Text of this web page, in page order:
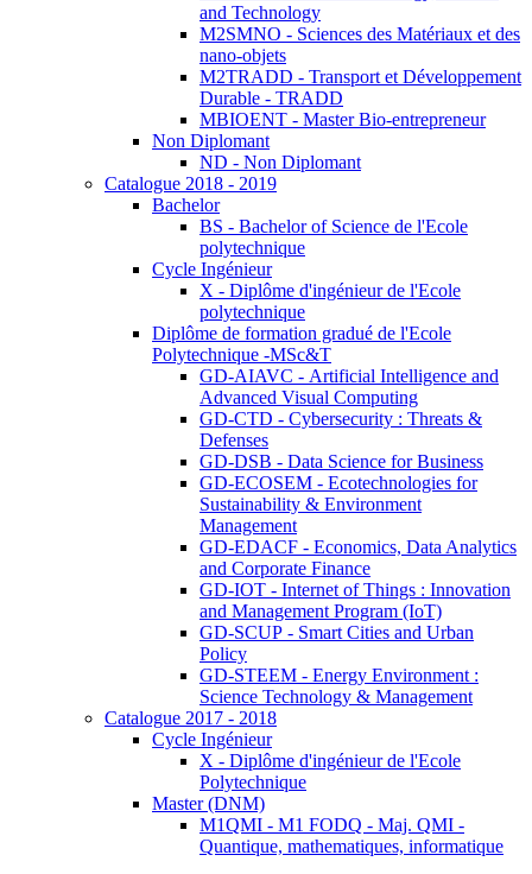
and Technology
M2SMNO - Sciences des Matériaux et des
nano-objets
M2TRADD - Transport et Développement
Durable - TRADD
MBIOENT - Master Bio-entrepreneur
Non Diplomant
ND - Non Diplomant
Catalogue 2018 - 2019
Bachelor
BS - Bachelor of Science de l'Ecole
polytechnique
Cycle Ingénieur
X - Diplôme d'ingénieur de l'Ecole
polytechnique
Diplôme de formation gradué de l'Ecole
Polytechnique -MSc&T
GD-AIAVC - Artificial Intelligence and
Advanced Visual Computing
GD-CTD - Cybersecurity : Threats &
Defenses
GD-DSB - Data Science for Business
GD-ECOSEM - Ecotechnologies for
Sustainability & Environment
Management
GD-EDACF - Economics, Data Analytics
and Corporate Finance
GD-IOT - Internet of Things : Innovation
and Management Program (IoT)
GD-SCUP - Smart Cities and Urban
Policy
GD-STEEM - Energy Environment :
Science Technology & Management
Catalogue 2017 - 2018
Cycle Ingénieur
X - Diplôme d'ingénieur de l'Ecole
Polytechnique
Master (DNM)
M1QMI - M1 FODQ - Maj. QMI -
Quantique, mathematiques, informatique